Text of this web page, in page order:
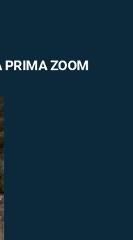
PRIMA ZOOM